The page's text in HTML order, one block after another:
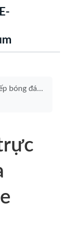
przy myśliwska 33